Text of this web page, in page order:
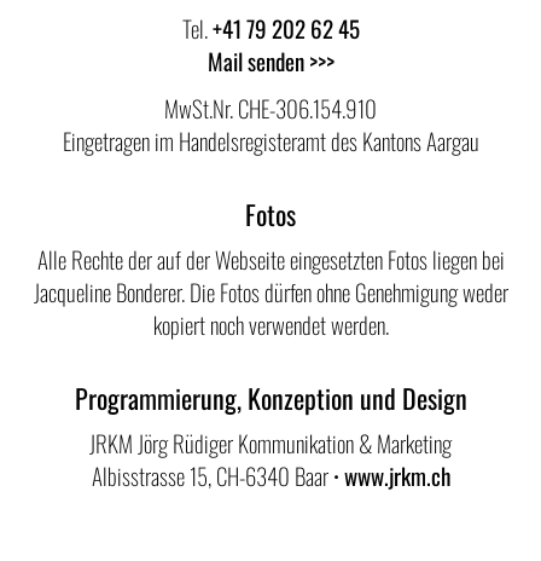
Tel.+41 79 202 62 45
Mail senden >>>
MwSt.Nr. CHE-306.154.910
Eingetragen im Handelsregisteramt des Kantons Aargau
Fotos
Alle Rechte der auf der Webseite eingesetzten Fotos liegen bei
Jacqueline Bonderer. Die Fotos dürfen ohne Genehmigung weder
kopiert noch verwendet werden.
Programmierung, Konzeption und Design
JRKM Jörg Rüdiger Kommunikation & Marketing
Albisstrasse 15, CH-6340 Baar •www.jrkm.ch